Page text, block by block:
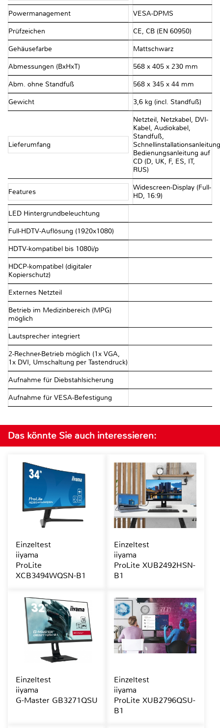
Powermanagement VESA-DPMS
Prüfzeichen CE, CB (EN 60950)
Gehäusefarbe Mattschwarz
Abmessungen (BxHxT) 568 x 405 x 230 mm
Abm. ohne Standfuß 568 x 345 x 44 mm
Gewicht 3,6 kg (incl. Standfuß)
Lieferumfang
Netzteil, Netzkabel, DVI-
Kabel, Audiokabel,
Standfuß,
Bedienungsanleitung auf
CD (D, UK, F, ES, IT,
RUS)
Features
Widescreen-Display (Full-
HD, 16:9)
LED Hintergrundbeleuchtung
Full-HDTV-Auflösung (1920x1080)
HDTV-kompatibel bis 1080i/p
HDCP-kompatibel (digitaler
Kopierschutz)
Externes Netzteil
Betrieb im Medizinbereich (MPG)
möglich
Lautsprecher integriert
2-Rechner-Betrieb möglich (1x VGA,
1x DVI, Umschaltung per Tastendruck)
Aufnahme für Diebstahlsicherung
Aufnahme für VESA-Befestigung
Das könnte Sie auch interessieren:
Einzeltest
iiyama
ProLite
XCB3494WQSN-B1
Einzeltest
iiyama
ProLite XUB2492HSN-
B1
Einzeltest
iiyama
G-Master GB3271QSU
Einzeltest
iiyama
ProLite XUB2796QSU-
B1